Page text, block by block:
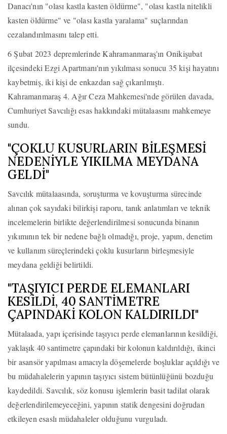
Danacı'nın "olası kastla kasten öldürme", "olası kastla nitelikli
kasten öldürme" ve "olası kastla yaralama" suçlarından
cezalandırılmasını talep etti.
6 Şubat 2023 depremlerinde Kahramanmaraş'ın Onikişubat
ilçesindeki Ezgi Apartmanı'nın yıkılması sonucu 35 kişi hayatını
kaybetmiş, iki kişi de enkazdan sağ çıkarılmıştı.
Kahramanmaraş 4. Ağır Ceza Mahkemesi'nde görülen davada,
Cumhuriyet Savcılığı esas hakkındaki mütalaasını mahkemeye
sundu.
"ÇOKLU KUSURLARIN BİLEŞMESİ
NEDENİYLE YIKILMA MEYDANA
GELDİ"
Savcılık mütalaasında, soruşturma ve kovuşturma sürecinde
alınan çok sayıdaki bilirkişi raporu, tanık anlatımları ve teknik
incelemelerin birlikte değerlendirilmesi sonucunda binanın
yıkımının tek bir nedene bağlı olmadığı, proje, yapım, denetim
ve kullanım süreçlerindeki çoklu kusurların birleşmesiyle
meydana geldiği belirtildi.
"TAŞIYICI PERDE ELEMANLARI
KESİLDİ, 40 SANTİMETRE
ÇAPINDAKİ KOLON KALDIRILDI"
Mütalaada, yapı içerisinde taşıyıcı perde elemanlarının kesildiği,
yaklaşık 40 santimetre çapındaki bir kolonun kaldırıldığı, ikinci
bir asansör yapılması amacıyla döşemelerde boşluklar açıldığı ve
bu müdahalelerin yapının taşıyıcı sistem bütünlüğünü bozduğu
kaydedildi. Savcılık, söz konusu işlemlerin basit tadilat olarak
değerlendirilemeyeceğini, yapının statik dengesini doğrudan
etkileyen esaslı müdahaleler olduğunu vurguladı.